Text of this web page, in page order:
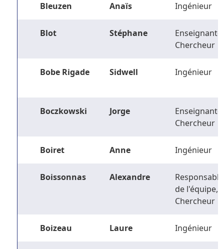
Bleuzen Anaïs Ingénieur
Blot Stéphane
Enseignant-
Chercheur
Bobe Rigade Sidwell Ingénieur
Boczkowski Jorge
Enseignant-
Chercheur
Boiret Anne Ingénieur
Boissonnas Alexandre
Responsable
de l'équipe,
Chercheur
Boizeau Laure Ingénieur